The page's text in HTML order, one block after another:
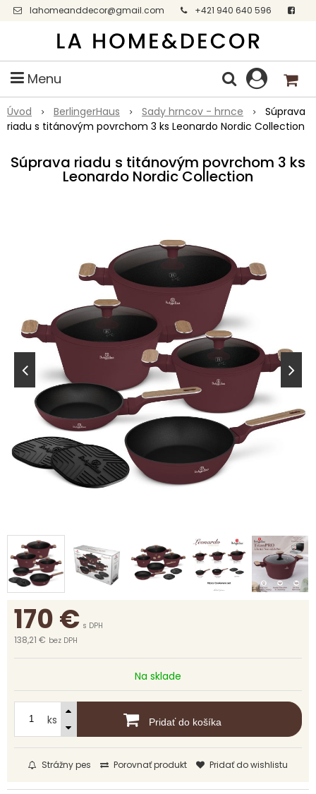
lahomeanddecor@gmail.com
+421 940 640 596
Facebook
Menu
Úvod BerlingerHaus Sady hrncov - hrnce
Súprava
riadu s titánovým povrchom 3 ks Leonardo Nordic Collection
Súprava riadu s titánovým povrchom 3 ks
Leonardo Nordic Collection
170€ s DPH
138,21 € bez DPH
Na sklade
ks Pridať do košíka
Strážny pes Porovnať produkt Pridať do wishlistu